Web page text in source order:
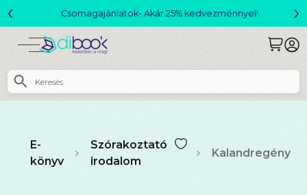
Csomagajánlatok- Akár 25% kedvezménnyel!
‹ ›
E-
könyv
Szórakoztató
irodalom
Kalandregény